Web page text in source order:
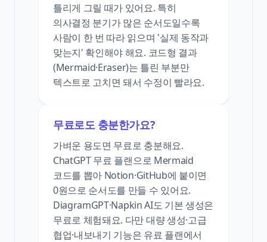
틀리게 그릴 때가 있어요. 특히
의사결정 분기가 많은 순서도일수록
사람이 한 번 따라 읽으며 '실제 동작과
맞는지' 확인해야 해요. 코드형 결과
(Mermaid·Eraser)는 틀린 부분만
텍스트로 고치면 돼서 수정이 빨라요.
무료로도 충분한가요?
가벼운 용도면 무료로 충분해요.
ChatGPT 무료 플랜으로 Mermaid
코드를 뽑아 Notion·GitHub에 붙이면
0원으로 순서도를 만들 수 있어요.
DiagramGPT·Napkin AI도 기본 생성은
무료로 체험돼요. 다만 대량 생성·고급
협업·내보내기 기능은 유료 플랜에서